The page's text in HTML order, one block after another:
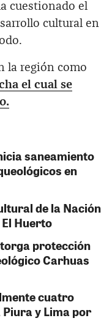
cuestionado el
cultural en
la región como
el cual se
saneamiento
en
de la Nación
Huerto
protección
Carhuas
cuatro
y Lima por